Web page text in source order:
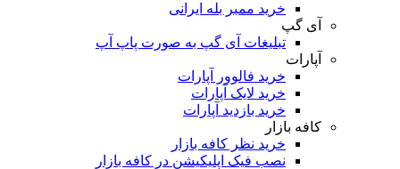
خرید ممبر بله ایرانی
آی گپ
تبلیغات آی گپ به صورت پاپ آپ
آپارات
خرید فالوور آپارات
خرید لایک آپارات
خرید بازدید آپارات
کافه بازار
خرید نظر کافه بازار
نصب فیک اپلیکیشن در کافه بازار